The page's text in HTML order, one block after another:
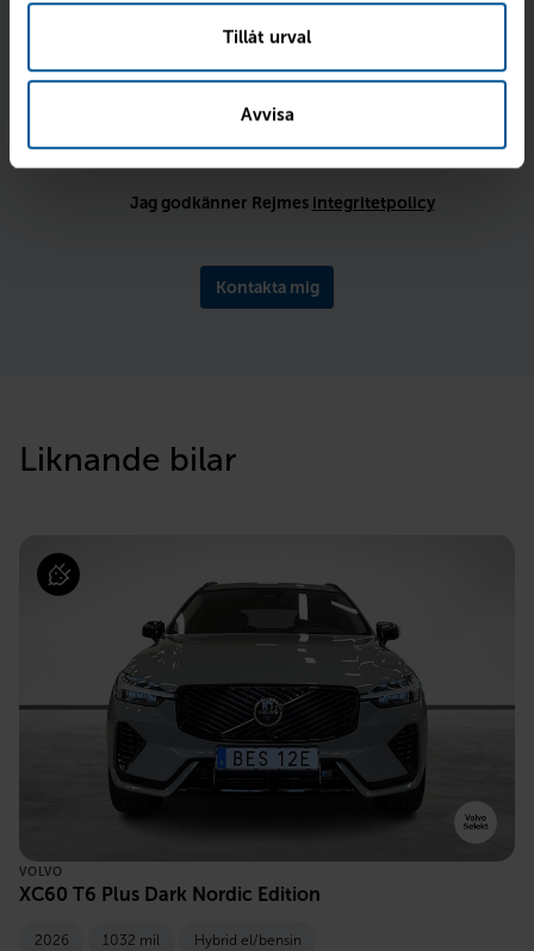
Tillåt urval
Avvisa
Jag godkänner Rejmes integritetpolicy
Kontakta mig
Liknande bilar
VOLVO
XC60 T6 Plus Dark Nordic Edition
2026 1032 mil Hybrid el/bensin